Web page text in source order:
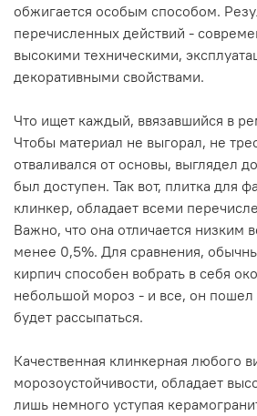
обжигается особым способом.
перечисленных действий -
высокими техническими,
декоративными свойствами.
Что ищет каждый, ввязавшийся в
Чтобы материал не выгорал, не
отваливался от основы, выглядел
был доступен. Так вот, плитка для
клинкер, обладает всеми
Важно, что она отличается низким
менее 0,5%. Для сравнения,
кирпич способен вобрать в себя
небольшой мороз - и все, он
будет рассыпаться.
Качественная клинкерная любого
морозоустойчивости, обладает
лишь немного уступая